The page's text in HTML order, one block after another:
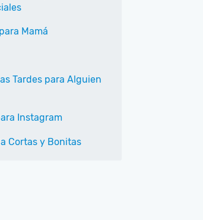
Mamá
Tardes para Alguien
Instagram
Cortas y Bonitas